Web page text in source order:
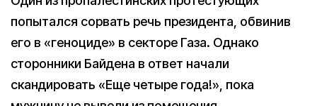
попытался сорвать речь президента, обвинив
его в «геноциде» в секторе Газа. Однако
сторонники Байдена в ответ начали
скандировать «Еще четыре года!», пока